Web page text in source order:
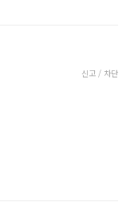
신고 / 차단